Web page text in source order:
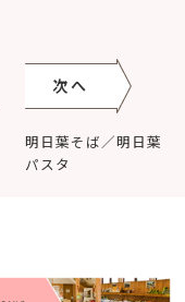
次へ
明日葉そば／明日葉
パスタ